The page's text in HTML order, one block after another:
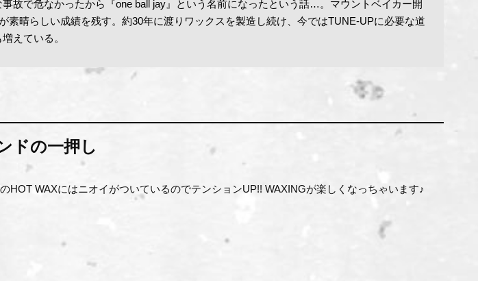
故で危なかったから『one ball jay』という名前になったという話…。マウントベイカー開
晴らしい成績を残す。約30年に渡りワックスを製造し続け、今ではTUNE-UPに必要な道
えている。
ドの一押し
HOT WAXにはニオイがついているのでテンションUP!! WAXINGが楽しくなっちゃいます♪